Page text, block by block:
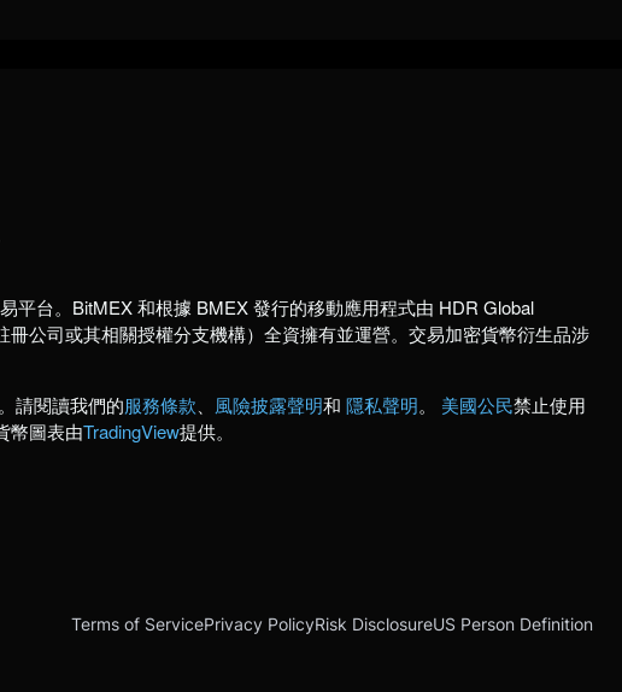
平台。BitMEX 和根據 BMEX 發行的移動應用程式由 HDR Global
冊公司或其相關授權分支機構）全資擁有並運營。交易加密貨幣衍生品涉
請閱讀我們的服務條款 風險披露聲明和 隱私聲明。 美國公民禁止使用
幣圖表由TradingView提供。
Terms of ServicePrivacy PolicyRisk DisclosureUS Person Definition